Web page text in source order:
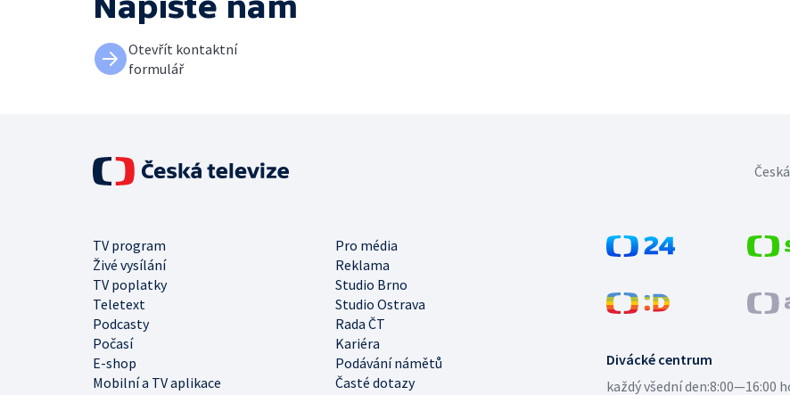
Otevřít kontaktní
formulář
Divácké centrum
každý všední den:8:00—16:00
TV program
Pro média
Živé vysílání
Reklama
TV poplatky
Studio Brno
Teletext
Studio Ostrava
Podcasty
Rada ČT
Počasí
Kariéra
E-shop
Podávání námětů
Mobilní a TV aplikace
Časté dotazy